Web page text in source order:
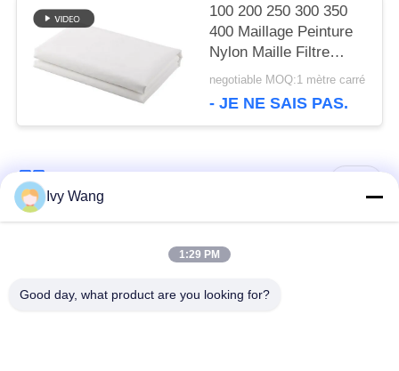
100 200 250 300 350
400 Maillage Peinture
Nylon Maille Filtre
Tissu Filtrant Tissé
negotiable MOQ:1 mètre carré
- JE NE SAIS PAS.
Ceinture en spirale de
Ivy Wang
1:29 PM
Good day, what product are you looking for?